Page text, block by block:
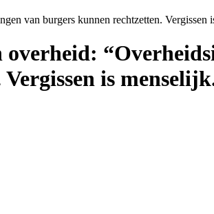
van burgers kunnen rechtzetten. Vergissen
is